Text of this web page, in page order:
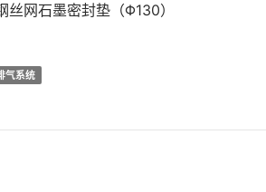
网石墨密封垫（Φ130）
气系统